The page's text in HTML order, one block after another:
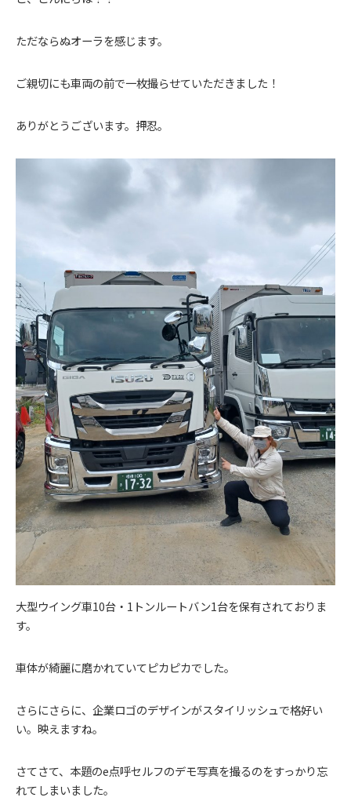
ただならぬオーラを感じます。
ご親切にも車両の前で一枚撮らせていただきました！
ありがとうございます。押忍。
大型ウイング車10台・1トンルートバン1台を保有されておりま
す。
車体が綺麗に磨かれていてピカピカでした。
さらにさらに、企業ロゴのデザインがスタイリッシュで格好い
い。映えますね。
さてさて、本題のe点呼セルフのデモ写真を撮るのをすっかり忘
れてしまいました。